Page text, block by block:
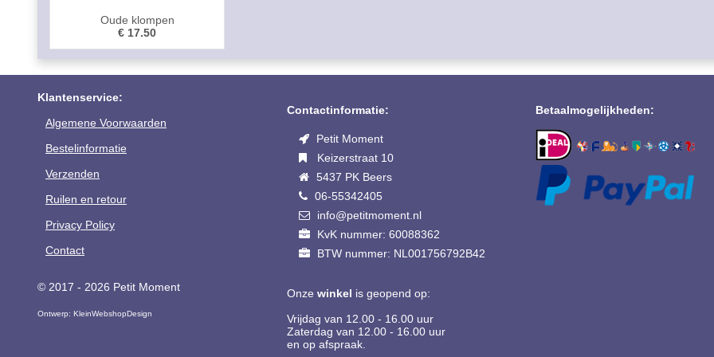
Oude klompen
€ 17.50
Klantenservice:
Algemene Voorwaarden
Bestelinformatie
Verzenden
Ruilen en retour
Privacy Policy
Contact
© 2017 - 2026 Petit Moment
Ontwerp: KleinWebshopDesign
Contactinformatie:
Petit Moment
Keizerstraat 10
5437 PK Beers
06-55342405
info@petitmoment.nl
KvK nummer: 60088362
BTW nummer: NL001756792B42
Onze winkel is geopend op:
Vrijdag van 12.00 - 16.00 uur
Zaterdag van 12.00 - 16.00 uur
en op afspraak.
Betaalmogelijkheden: